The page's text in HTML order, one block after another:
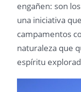
engañen: son
una iniciativa
campamentos
naturaleza que
espíritu